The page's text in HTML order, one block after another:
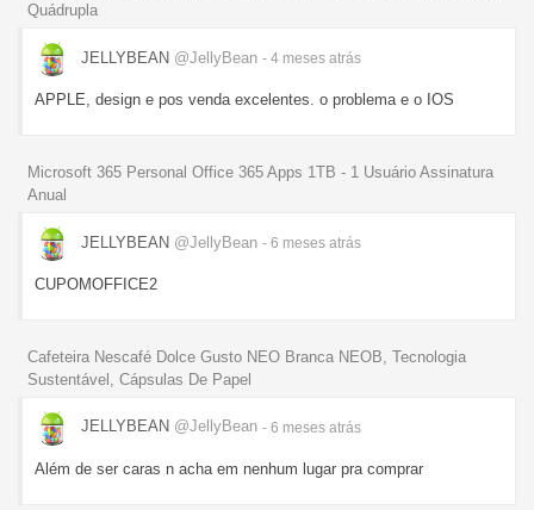
Quádrupla
JELLYBEAN @JellyBean - 4 meses atrás
APPLE, design e pos venda excelentes. o problema e o IOS
Microsoft 365 Personal Office 365 Apps 1TB - 1 Usuário Assinatura
Anual
JELLYBEAN @JellyBean - 6 meses atrás
CUPOMOFFICE2
Cafeteira Nescafé Dolce Gusto NEO Branca NEOB, Tecnologia
Sustentável, Cápsulas De Papel
JELLYBEAN @JellyBean - 6 meses atrás
Além de ser caras n acha em nenhum lugar pra comprar